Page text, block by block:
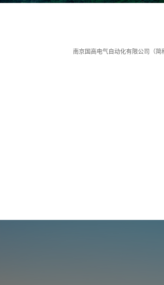
南京国高电气自动化有限公司（简